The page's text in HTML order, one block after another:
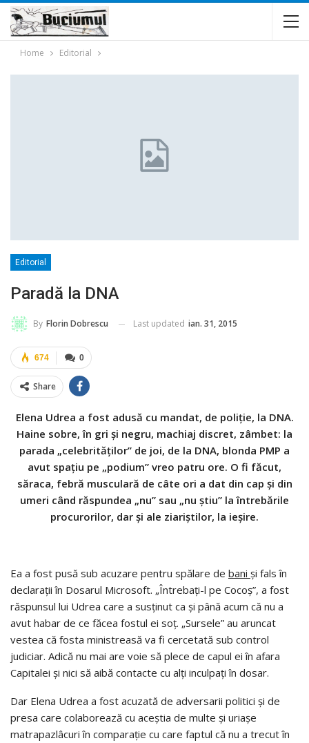
Home Editorial
Editorial
Paradă la DNA
By Florin Dobrescu Last updated ian. 31, 2015
0
674
Share
Elena Udrea a fost adusă cu mandat, de poliție, la DNA.
Haine sobre, în gri și negru, machiaj discret, zâmbet: la
parada „celebrităților” de joi, de la DNA, blonda PMP a
avut spațiu pe „podium” vreo patru ore. O fi făcut,
săraca, febră musculară de câte ori a dat din cap și din
umeri când răspundea „nu” sau „nu știu” la întrebările
procurorilor, dar și ale ziariștilor, la ieșire.
Ea a fost pusă sub acuzare pentru spălare de bani și fals în
declarații în Dosarul Microsoft. „Întrebați-l pe Cocoș”, a fost
răspunsul lui Udrea care a susținut ca și până acum că nu a
avut habar de ce făcea fostul ei soț. „Sursele” au aruncat
vestea că fosta ministreasă va fi cercetată sub control
judiciar. Adică nu mai are voie să plece de capul ei în afara
Capitalei și nici să aibă contacte cu alți inculpați în dosar.
Dar Elena Udrea a fost acuzată de adversarii politici și de
presa care colaborează cu aceștia de multe și uriașe
matrapazlâcuri în comparație cu care faptul că nu a trecut în